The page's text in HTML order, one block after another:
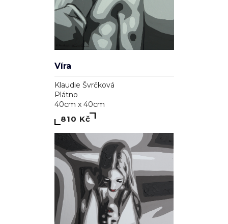
Víra
Klaudie Švrčková
Plátno
40cm x 40cm
810 Kč